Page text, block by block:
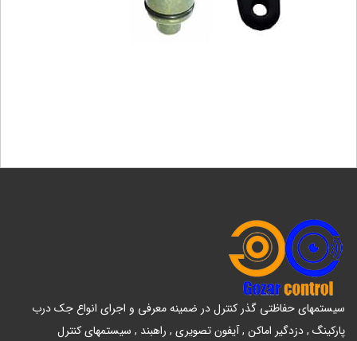
سیستمهای حفاظتی گذر کنترل در ضمینه معرفی و اجرای انواع جک درب
پارکینگ , دزدگیر اماکن , آیفون تصویری , راهبند , سیستمهای کنترل